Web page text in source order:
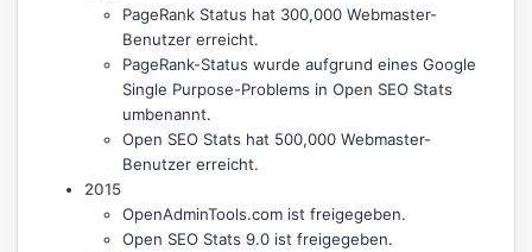
PageRank Status hat 300,000 Webmaster-
Benutzer erreicht.
PageRank-Status wurde aufgrund eines Google
Single Purpose-Problems in Open SEO Stats
umbenannt.
Open SEO Stats hat 500,000 Webmaster-
Benutzer erreicht.
2015
OpenAdminTools.com ist freigegeben.
Open SEO Stats 9.0 ist freigegeben.